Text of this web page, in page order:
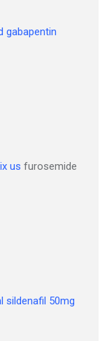
gabapentin
us furosemide
sildenafil 50mg